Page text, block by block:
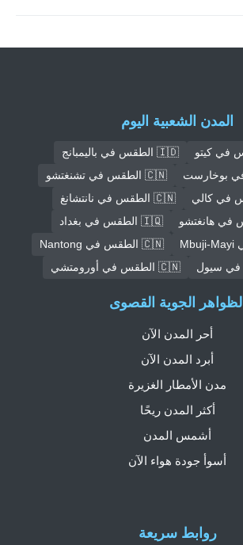
المدن الشعبية اليوم
🇮🇩 الطقس في باليمبانج
🇨🇳 الطقس في تشنغتشو
🇨🇳 الطقس في نانتشانغ
🇮🇶 الطقس في بغداد
🇨🇳 الطقس في Nantong
🇨🇳 الطقس في أورومتشي
روابط سريعة
الظواهر الجوية القصوى
أحر المدن الآن
أبرد المدن الآن
مدن الأمطار الغزيرة
أكثر المدن ريحًا
أشمس المدن
أسوأ جودة هواء الآن